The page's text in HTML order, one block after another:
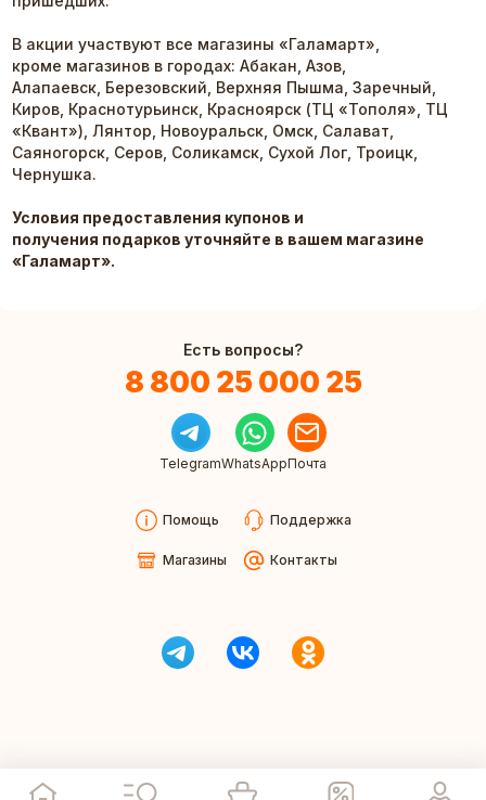
В акции участвуют все магазины «Галамарт»,
кроме магазинов в городах: Абакан, Азов,
Алапаевск, Березовский, Верхняя Пышма, Заречный,
Киров, Краснотурьинск, Красноярск (ТЦ «Тополя», ТЦ
«Квант»), Лянтор, Новоуральск, Омск, Салават,
Саяногорск, Серов, Соликамск, Сухой Лог, Троицк,
Чернушка.
Условия предоставления купонов и
получения подарков уточняйте в вашем магазине
«Галамарт».
Есть вопросы?
8 800 25 000 25
TelegramWhatsAppПочта
Помощь Поддержка
Магазины Контакты